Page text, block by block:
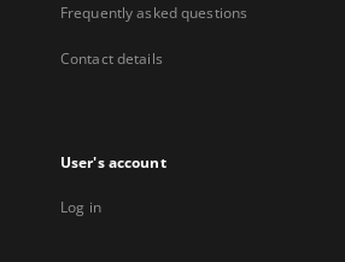
Frequently asked questions
Contact details
User's account
Log in